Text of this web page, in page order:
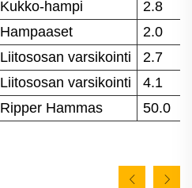
Kukko-hampi
2.8
Hampaaset
2.0
Liitososan varsikointi
2.7
Liitososan varsikointi
4.1
Ripper Hammas 50.0